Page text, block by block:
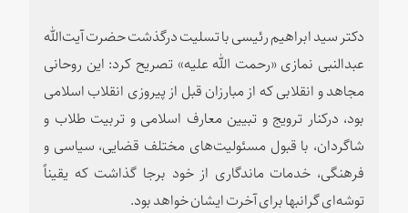
دکتر سید ابراهیم رئیسی با تسلیت درگذشت حضرت آیت‌‏الله
عبدالنبی نمازی «رحمت الله‌ علیه» تصریح کرد: این روحانی
مجاهد و انقلابی که از مبارزان قبل از پیروزی انقلاب اسلامی
بود، درکنار ترویج و تبیین معارف اسلامی و تربیت طلاب و
شاگردان، با قبول مسئولیت‏‌های مختلف قضایی، سیاسی و
فرهنگی، خدمات ماندگاری از خود برجا گذاشت که یقیناً
توشه‌‏ای گرانبها برای آخرت ایشان خواهد بود.